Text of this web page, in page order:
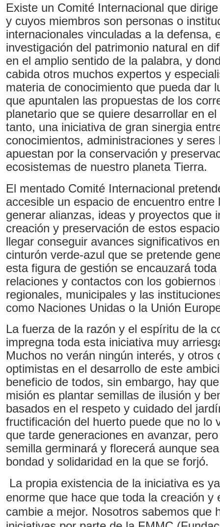
Existe un Comité Internacional que
y cuyos miembros son personas o
internacionales vinculadas a la defensa,
investigación del patrimonio natural en
en el amplio sentido de la palabra, y
cabida otros muchos expertos y
materia de conocimiento que pueda dar
que apuntalen las propuestas de los
planetario que se quiere desarrollar en
tanto, una iniciativa de gran sinergia
conocimientos, administraciones y seres
apuestan por la conservación y
ecosistemas de nuestro planeta Tierra.
El mentado Comité Internacional
accesible un espacio de encuentro entre
generar alianzas, ideas y proyectos que
creación y preservación de estos
llegar conseguir avances significativos
cinturón verde-azul que se pretende
esta figura de gestión se encauzará toda
relaciones y contactos con los gobiernos
regionales, municipales y las
como Naciones Unidas o la Unión
La fuerza de la razón y el espíritu de la
impregna toda esta iniciativa muy
Muchos no verán ningún interés, y otros
optimistas en el desarrollo de este
beneficio de todos, sin embargo, hay
misión es plantar semillas de ilusión y
basados en el respeto y cuidado del
fructificación del huerto puede que no lo
que tarde generaciones en avanzar,
semilla germinará y florecerá aunque
bondad y solidaridad en la que se forjó.
La propia existencia de la iniciativa es
enorme que hace que toda la creación y
cambie a mejor. Nosotros sabemos que